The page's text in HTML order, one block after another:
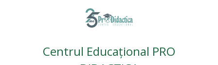
Centrul Educațional PRO